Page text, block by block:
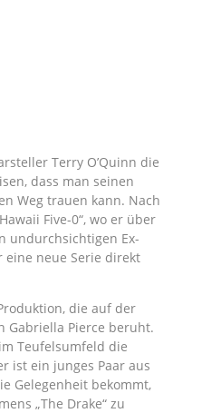
Terry O’Quinn die
dass man seinen
Weg trauen kann. Nach
Five-0“, wo er über
undurchsichtigen Ex-
neue Serie direkt
die auf der
Gabriella Pierce beruht.
Teufelsumfeld die
ist ein junges Paar aus
Gelegenheit bekommt,
„The Drake“ zu